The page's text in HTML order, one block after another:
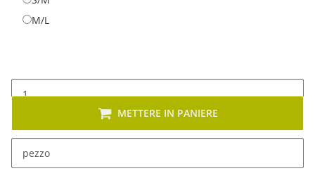
M/L
pezzo
METTERE IN PANIERE
Sono disponibili diverse varianti di questo articolo. Seleziona
la variante desiderata.